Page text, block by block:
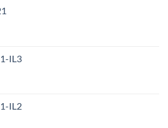
IL3
IL2